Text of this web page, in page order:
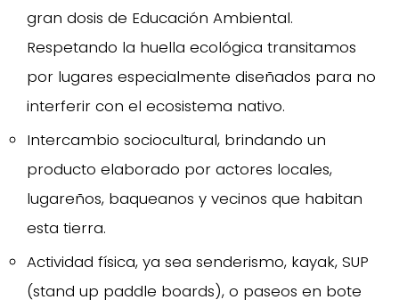
gran dosis de Educación Ambiental.
Respetando la huella ecológica transitamos
por lugares especialmente diseñados para no
interferir con el ecosistema nativo.
Intercambio sociocultural, brindando un
producto elaborado por actores locales,
lugareños, baqueanos y vecinos que habitan
esta tierra.
Actividad física, ya sea senderismo, kayak, SUP
(stand up paddle boards), o paseos en bote